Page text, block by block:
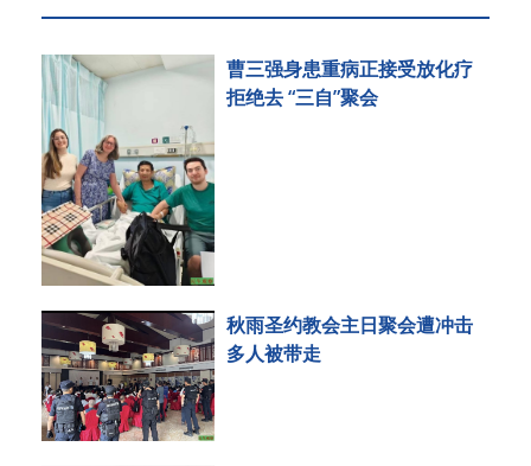
曹三强身患重病正接受放化疗
拒绝去 “三自”聚会
秋雨圣约教会主日聚会遭冲击
多人被带走